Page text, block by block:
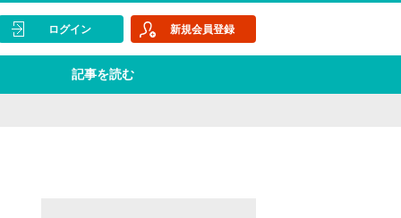
記事を読む
ログイン 新規会員登録